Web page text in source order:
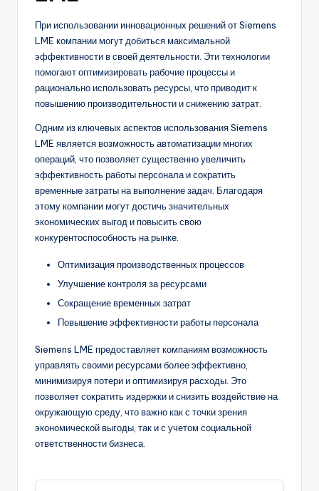
При использовании инновационных решений от Siemens
LME компании могут добиться максимальной
эффективности в своей деятельности. Эти технологии
помогают оптимизировать рабочие процессы и
рационально использовать ресурсы, что приводит к
повышению производительности и снижению затрат.
Одним из ключевых аспектов использования Siemens
LME является возможность автоматизации многих
операций, что позволяет существенно увеличить
эффективность работы персонала и сократить
временные затраты на выполнение задач. Благодаря
этому компании могут достичь значительных
экономических выгод и повысить свою
конкурентоспособность на рынке.
Оптимизация производственных процессов
Улучшение контроля за ресурсами
Сокращение временных затрат
Повышение эффективности работы персонала
Siemens LME предоставляет компаниям возможность
управлять своими ресурсами более эффективно,
минимизируя потери и оптимизируя расходы. Это
позволяет сократить издержки и снизить воздействие на
окружающую среду, что важно как с точки зрения
экономической выгоды, так и с учетом социальной
ответственности бизнеса.